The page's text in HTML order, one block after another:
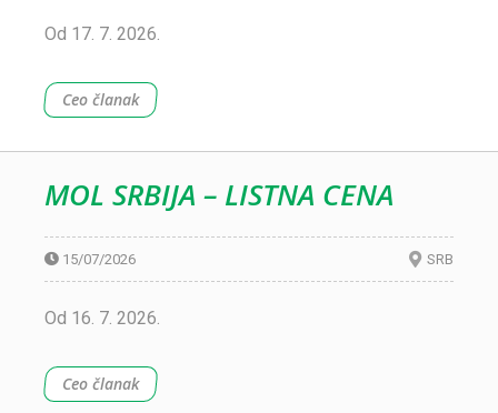
Od 17. 7. 2026.
Ceo članak
MOL SRBIJA – LISTNA CENA
15/07/2026 SRB
Od 16. 7. 2026.
Ceo članak